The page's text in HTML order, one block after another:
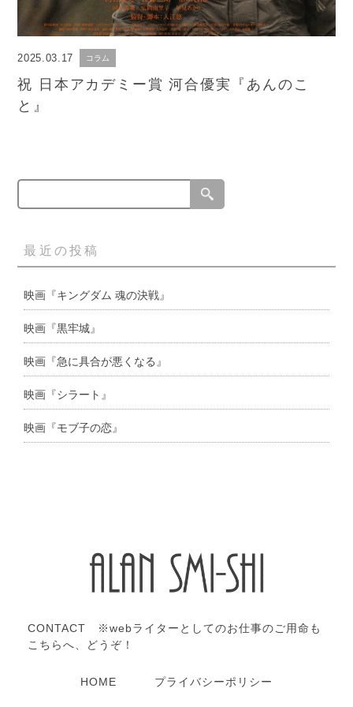
2025.03.17 コラム
祝 日本アカデミー賞 河合優実『あんのこ
と』
最近の投稿
映画『キングダム 魂の決戦』
映画『黒牢城』
映画『急に具合が悪くなる』
映画『シラート』
映画『モブ子の恋』
CONTACT ※webライターとしてのお仕事のご用命も
こちらへ、どうぞ！
HOME プライバシーポリシー